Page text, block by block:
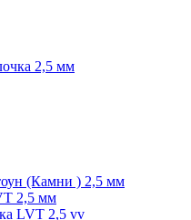
2,5 мм
(Камни ) 2,5 мм
2,5 мм
LVT 2,5 vv